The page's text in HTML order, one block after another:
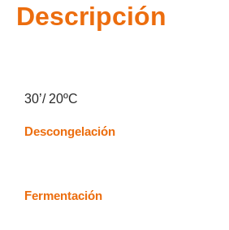
Descripción
30’/ 20ºC
Descongelación
Fermentación